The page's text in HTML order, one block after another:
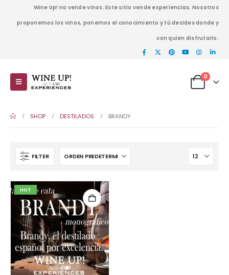
Wine Up! no vende vinos. Este sitio vende experiencias. Nosotros
proponemos los vinos, ponemos el conocimiento y tú decides donde y
con quien disfrutarlo.
0
SHOP DESTILADOS BRANDY
FILTER
HOT